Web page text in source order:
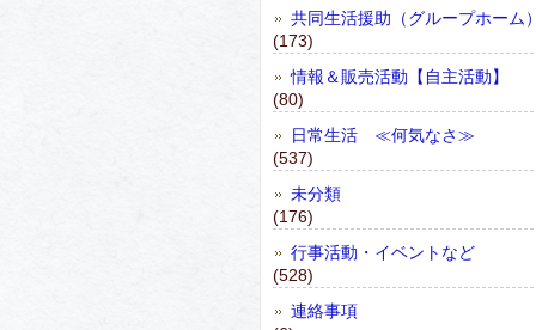
共同生活援助（グループホーム
(173)
情報＆販売活動【自主活動】
(80)
日常生活 ≪何気なさ≫
(537)
未分類
(176)
行事活動・イベントなど
(528)
連絡事項